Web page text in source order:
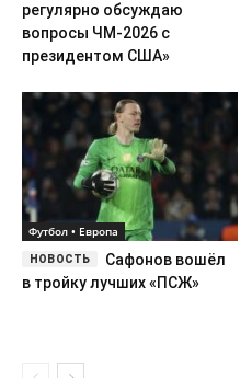
регулярно обсуждаю
вопросы ЧМ‑2026 с
президентом США»
Футбол • Европа
Сафонов вошёл
в тройку лучших «ПСЖ»